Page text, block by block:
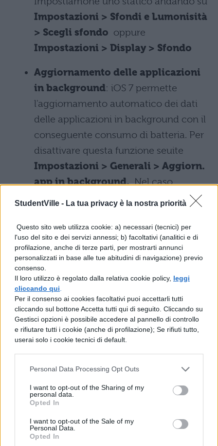
StudentVille - La tua privacy è la nostra priorità
Questo sito web utilizza cookie: a) necessari (tecnici) per
l'uso del sito e dei servizi annessi; b) facoltativi (analitici e di
profilazione, anche di terze parti, per mostrarti annunci
personalizzati in base alle tue abitudini di navigazione) previo
consenso.
Il loro utilizzo è regolato dalla relativa cookie policy, leggi
cliccando qui
Per il consenso ai cookies facoltativi puoi accettarli tutti
cliccando sul bottone Accetta tutti qui di seguito. Cliccando su
Gestisci opzioni è possibile accedere al pannello di controllo
e rifiutare tutti i cookie (anche di profilazione); Se rifiuti tutto,
userai solo i cookie tecnici di default.
Personal Data Processing Opt Outs
I want to opt-out of the Sharing of my
personal data.
Opted In
I want to opt-out of the Sale of my
Personal Data.
Opted In
Impostazioni > Sfondi e Lumonisità
> Scegli sfondo oppure
Impostazioni > Display > Sfondo
Aggiornamento delle applicazioni
in background: iOS 7 permette
l'aggiornamento automatico dei dati
delle applicazioni in background con il
conseguente consumo di batteria. Per
disattivare questa funzione seuite
Impostazioni > Generali > Aggiorn.
app in background.Nel caso
possediate un Android utilizzate il Play